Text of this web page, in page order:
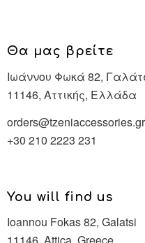
Θα μας βρείτε
Ιωάννου Φωκά 82,
11146, Αττικής, Ελλάδα
orders@tzeniaccessories.gr
+30 210 2223 231
You will find us
Ioannou Fokas 82, Galatsi